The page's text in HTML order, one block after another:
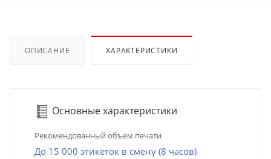
ОПИСАНИЕ ХАРАКТЕРИСТИКИ
Основные характеристики
Рекомендованный объем печати
До 15 000 этикеток в смену (8 часов)